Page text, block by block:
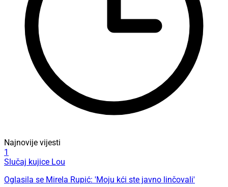
Najnovije vijesti
1
Slučaj kujice Lou
Oglasila se Mirela Rupić: 'Moju kći ste javno linčovali'